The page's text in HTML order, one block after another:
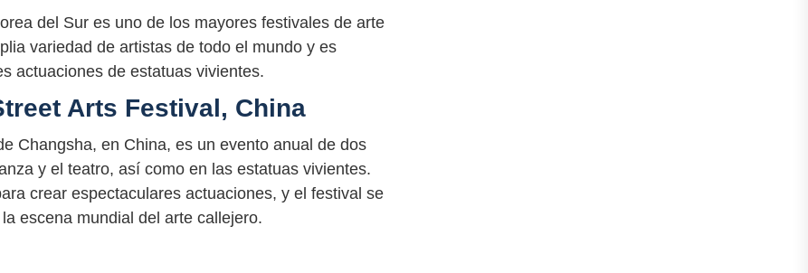
del Sur es uno de los mayores festivales de arte
variedad de artistas de todo el mundo y es
actuaciones de estatuas vivientes.
Arts Festival, China
Changsha, en China, es un evento anual de dos
y el teatro, así como en las estatuas vivientes.
crear espectaculares actuaciones, y el festival se
escena mundial del arte callejero.